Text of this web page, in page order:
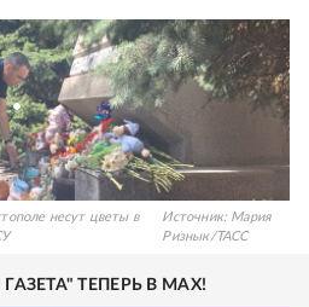
несут цветы в
Источник: Мария
Ризнык/ТАСС
ТЕПЕРЬ В MAX!